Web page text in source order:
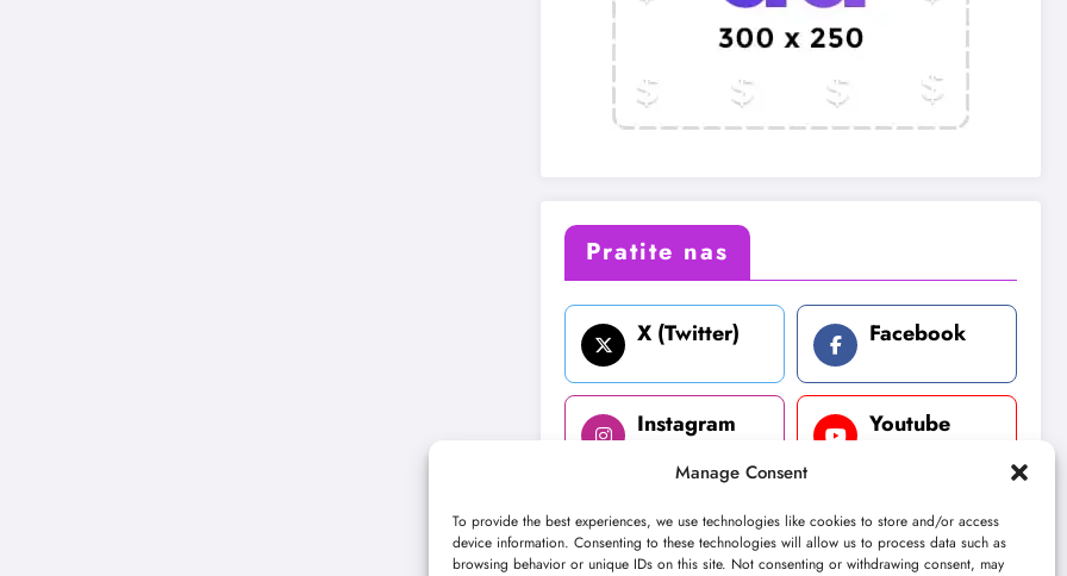
Manage Consent
To provide the best experiences, we use technologies like cookies to store and/or access
device information. Consenting to these technologies will allow us to process data such as
browsing behavior or unique IDs on this site. Not consenting or withdrawing consent, may
Pratite nas
X (Twitter) Facebook
Instagram Youtube
LinkedIn